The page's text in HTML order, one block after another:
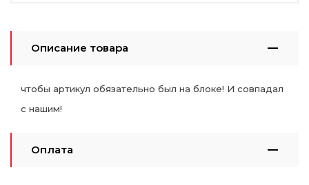
Описание товара
чтобы артикул обязательно был на блоке! И совпадал
с нашим!
Оплата